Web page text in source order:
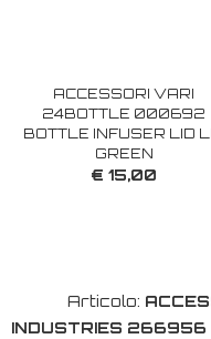
ACCESSORI VARI
24BOTTLE 000692
BOTTLE INFUSER LID
GREEN
€ 15,00
Articolo:
INDUSTRIES 266956